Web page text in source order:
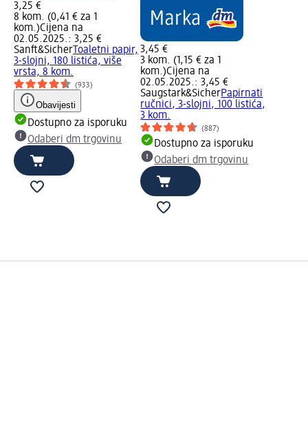
3,25 €
8 kom. (0,41 € za 1
kom.)Cijena na
02.05.2025.: 3,25 €
Sanft&SicherToaletni papir,
3-slojni, 180 listića, više
vrsta, 8 kom.
(933)
Obavijesti
Dostupno za isporuku
Odaberi dm trgovinu
3,45 €
3 kom. (1,15 € za 1
kom.)Cijena na
02.05.2025.: 3,45 €
Saugstark&SicherPapirnati
ručnici, 3-slojni, 100 listića,
3 kom.
(887)
Dostupno za isporuku
Odaberi dm trgovinu